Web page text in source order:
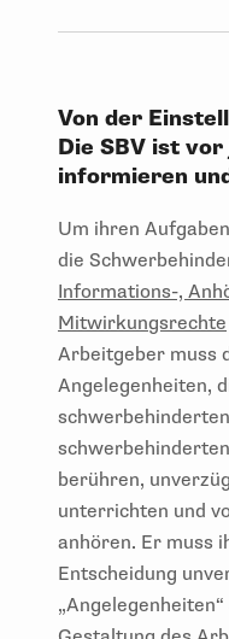
Von der
Die SBV ist
informieren
Um ihren
die
Informations-,
Mitwirkungsrechte
Arbeitgeber muss
Angelegenheiten,
berühren,
unterrichten und
anhören. Er muss
Entscheidung